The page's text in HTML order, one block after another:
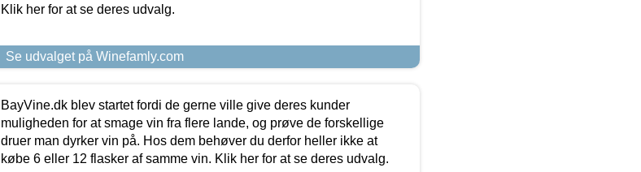
Klik her for at se deres udvalg.
Se udvalget på Winefamly.com
BayVine.dk blev startet fordi de gerne ville give deres kunder
muligheden for at smage vin fra flere lande, og prøve de forskellige
druer man dyrker vin på. Hos dem behøver du derfor heller ikke at
købe 6 eller 12 flasker af samme vin. Klik her for at se deres udvalg.